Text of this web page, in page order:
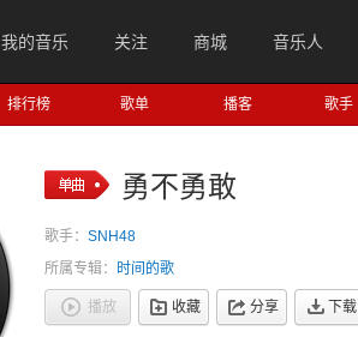
我的音乐 关注 商城 音乐人
排行榜 歌单 播客 歌手